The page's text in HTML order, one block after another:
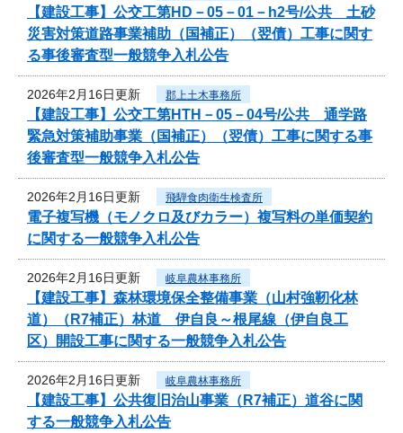
【建設工事】公交工第HD－05－01－h2号/公共 土砂
災害対策道路事業補助（国補正）（翌債）工事に関す
る事後審査型一般競争入札公告
2026年2月16日更新 郡上土木事務所
【建設工事】公交工第HTH－05－04号/公共 通学路
緊急対策補助事業（国補正）（翌債）工事に関する事
後審査型一般競争入札公告
2026年2月16日更新 飛騨食肉衛生検査所
電子複写機（モノクロ及びカラー）複写料の単価契約
に関する一般競争入札公告
2026年2月16日更新 岐阜農林事務所
【建設工事】森林環境保全整備事業（山村強靭化林
道）（R7補正）林道 伊自良～根尾線（伊自良工
区）開設工事に関する一般競争入札公告
2026年2月16日更新 岐阜農林事務所
【建設工事】公共復旧治山事業（R7補正）道谷に関
する一般競争入札公告